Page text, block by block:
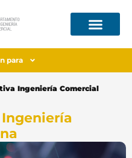
para
Ingeniería Comercial